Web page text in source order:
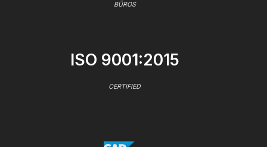
BÜROS
ISO 9001:2015
CERTIFIED